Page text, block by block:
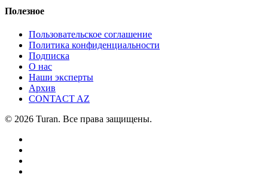
Полезное
Пользовательское соглашение
Политика конфиденциальности
Подписка
О нас
Наши эксперты
Архив
CONTACT AZ
© 2026 Turan. Все права защищены.